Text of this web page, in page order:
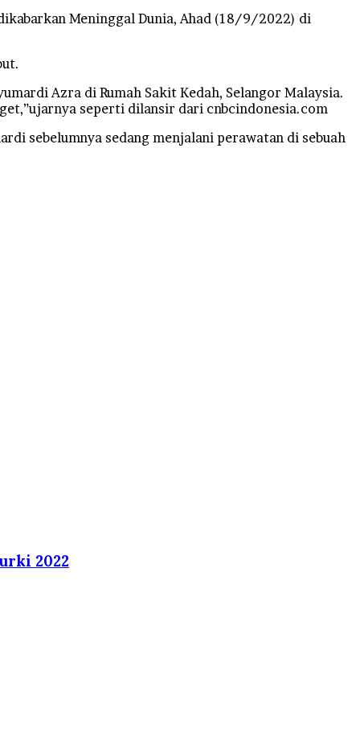
Meninggal Dunia, Ahad (18/9/2022) di
Azra di Rumah Sakit Kedah, Selangor Malaysia.
seperti dilansir dari cnbcindonesia.com
sebelumnya sedang menjalani perawatan di sebuah
2022